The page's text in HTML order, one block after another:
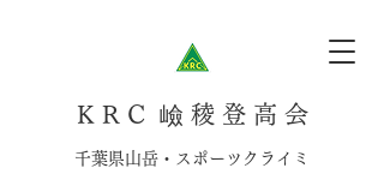
K R C 嶮 稜 登 高 会
千葉県山岳・スポーツクライミ